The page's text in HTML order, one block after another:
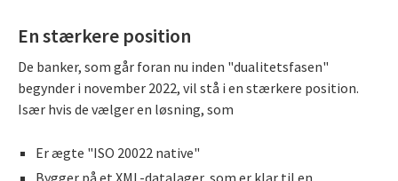
En stærkere position
De banker, som går foran nu inden "dualitetsfasen"
begynder i november 2022, vil stå i en stærkere position.
Især hvis de vælger en løsning, som
Er ægte "ISO 20022 native"